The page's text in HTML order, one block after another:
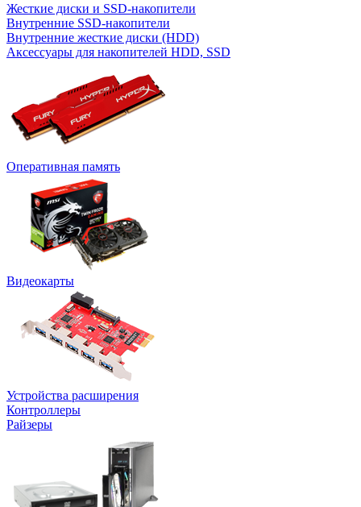
Жесткие диски и SSD-накопители
Внутренние SSD-накопители
Внутренние жесткие диски (HDD)
Аксессуары для накопителей HDD, SSD
Оперативная память
Видеокарты
Устройства расширения
Контроллеры
Райзеры